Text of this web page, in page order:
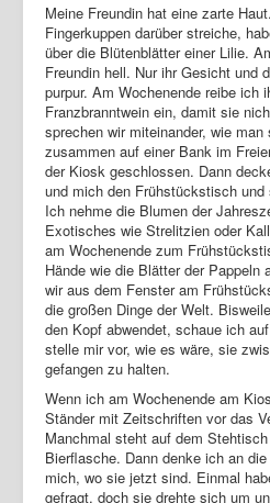
Meine Freundin hat eine zarte
Fingerkuppen darüber streiche,
über die Blütenblätter einer Lilie.
Freundin hell. Nur ihr Gesicht und
purpur. Am Wochenende reibe ich
Franzbranntwein ein, damit sie
sprechen wir miteinander, wie
zusammen auf einer Bank im
der Kiosk geschlossen. Dann
und mich den Frühstückstisch
Ich nehme die Blumen der
Exotisches wie Strelitzien oder
am Wochenende zum
Hände wie die Blätter der Pappeln
wir aus dem Fenster am
die großen Dinge der Welt.
den Kopf abwendet, schaue ich
stelle mir vor, wie es wäre, sie
gefangen zu halten.
Wenn ich am Wochenende am
Ständer mit Zeitschriften vor das
Manchmal steht auf dem
Bierflasche. Dann denke ich an
mich, wo sie jetzt sind. Einmal
gefragt, doch sie drehte sich um